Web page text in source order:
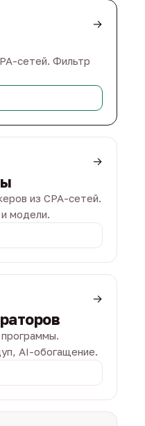
→
сетей. Фильтр
→
из CPA-сетей.
модели.
→
AI-обогащение.